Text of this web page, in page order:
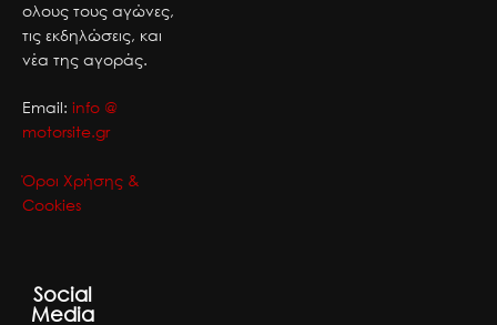
ολους τους αγώνες,
τις εκδηλώσεις, και
νέα της αγοράς.
Email: info @
motorsite.gr
Όροι Χρήσης &
Cookies
Social
Media